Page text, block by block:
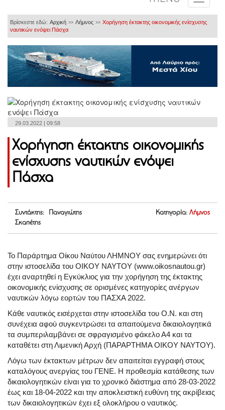
Βρίσκεστε εδώ: Αρχική >> Λήμνος >> Χορήγηση έκτακτης οικονομικής ενίσχυσης
ναυτικών ενόψει Πάσχα
29.03.2022 | 09:58
Χορήγηση έκτακτης οικονομικής
ενίσχυσης ναυτικών ενόψει
Πάσχα
Συντάκτης: Παναγιώτης
Σκαπέτης
Κατηγορία: Λήμνος
Το Παράρτημα Οίκου Ναύτου ΛΗΜΝΟΥ σας ενημερώνει ότι
στην ιστοσελίδα του ΟΙΚΟΥ ΝΑΥΤΟΥ (www.oikosnautou.gr)
έχει αναρτηθεί η Εγκύκλιος για την χορήγηση της έκτακτης
οικονομικής ενίσχυσης σε ορισμένες κατηγορίες ανέργων
ναυτικών λόγω εορτών του ΠΑΣΧΑ 2022.
Κάθε ναυτικός εισέρχεται στην ιστοσελίδα του Ο.Ν. και στη
συνέχεια αφού συγκεντρώσει τα απαιτούμενα δικαιολογητικά
τα συμπεριλαμβάνει σε σφραγισμένο φάκελο Α4 και τα
καταθέτει στη Λιμενική Αρχή (ΠΑΡΑΡΤΗΜΑ ΟΙΚΟΥ ΝΑΥΤΟΥ).
Λόγω των έκτακτων μέτρων δεν απαιτείται εγγραφή στους
καταλόγους ανεργίας του ΓΕΝΕ. Η προθεσμία κατάθεσης των
δικαιολογητικών είναι για το χρονικό διάστημα από 28-03-2022
έως και 18-04-2022 και την αποκλειστική ευθύνη της ακρίβειας
των δικαιολογητικών έχει εξ ολοκλήρου ο ναυτικός.